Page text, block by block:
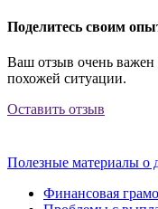
Поделитесь своим
Ваш отзыв очень важен
похожей ситуации.
Оставить отзыв
Полезные материалы о
Финансовая